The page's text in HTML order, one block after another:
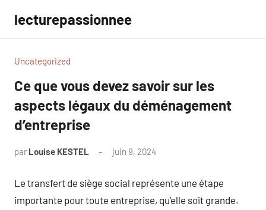
contenu
lecturepassionnee
Uncategorized
Ce que vous devez savoir sur les
aspects légaux du déménagement
d’entreprise
par Louise KESTEL juin 9, 2024
Le transfert de siège social représente une étape
importante pour toute entreprise, qu’elle soit grande.